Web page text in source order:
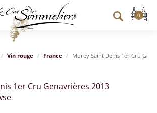
Vin rouge France Morey Saint Denis 1er Cru
1er Cru Genavrières 2013